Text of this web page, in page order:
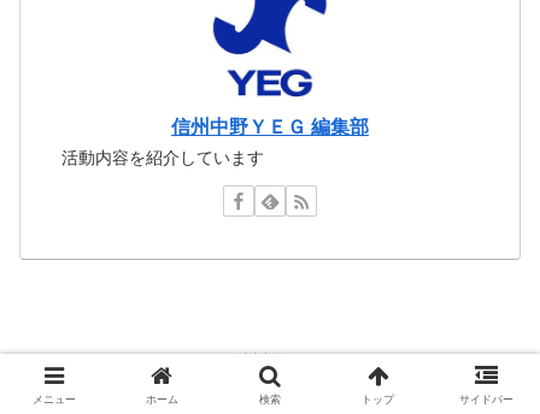
信州中野ＹＥＧ 編集部
活動内容を紹介しています
メニュー ホーム 検索 トップ サイドバー